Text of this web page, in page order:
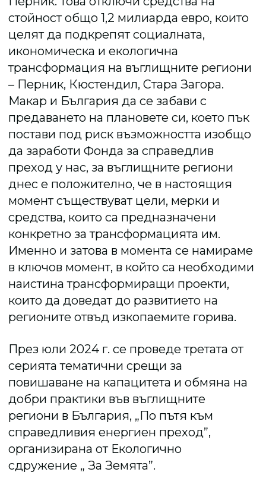
стойност общо 1,2 милиарда евро, които
целят да подкрепят социалната,
икономическа и екологична
трансформация на въглищните региони
– Перник, Кюстендил, Стара Загора.
Макар и България да се забави с
предаването на плановете си, което пък
постави под риск възможността изобщо
да заработи Фонда за справедлив
преход у нас, за въглищните региони
днес е положително, че в настоящия
момент съществуват цели, мерки и
средства, които са предназначени
конкретно за трансформацията им.
Именно и затова в момента се намираме
в ключов момент, в който са необходими
наистина трансформиращи проекти,
които да доведат до развитието на
регионите отвъд изкопаемите горива.
През юли 2024 г. се проведе третата от
серията тематични срещи за
повишаване на капацитета и обмяна на
добри практики във въглищните
региони в България, „По пътя към
справедливия енергиен преход”,
организирана от Екологично
сдружение „ За Земята”.